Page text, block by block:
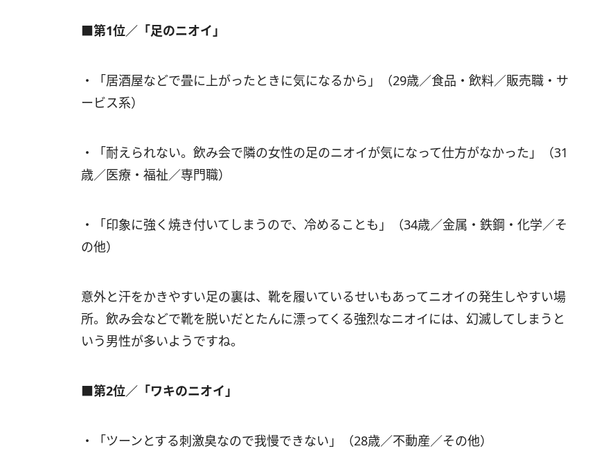
■第1位／「足のニオイ」
・「居酒屋などで畳に上がったときに気になるから」（29歳／食品・飲料／販売職・サ
ービス系）
・「耐えられない。飲み会で隣の女性の足のニオイが気になって仕方がなかった」（31
歳／医療・福祉／専門職）
・「印象に強く焼き付いてしまうので、冷めることも」（34歳／金属・鉄鋼・化学／そ
の他）
意外と汗をかきやすい足の裏は、靴を履いているせいもあってニオイの発生しやすい場
所。飲み会などで靴を脱いだとたんに漂ってくる強烈なニオイには、幻滅してしまうと
いう男性が多いようですね。
■第2位／「ワキのニオイ」
・「ツーンとする刺激臭なので我慢できない」（28歳／不動産／その他）